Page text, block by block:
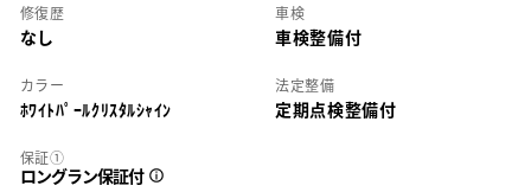
修復歴
なし
車検
車検整備付
カラー
ﾎﾜｲﾄﾊﾟｰﾙｸﾘｽﾀﾙｼｬｲﾝ
法定整備
定期点検整備付
保証①
ロングラン保証付